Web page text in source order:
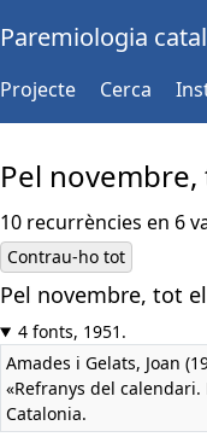
Paremiologia
Projecte Cerca
Pel
10 recurrències en 6
Contrau-ho tot
Pel novembre, tot
4 fonts, 1951.
Amades i Gelats, Joan
«Refranys del
Catalonia.